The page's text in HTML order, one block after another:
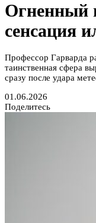
Огненный
сенсация
Профессор Гарварда
таинственная сфера
сразу после удара
01.06.2026
Поделитесь